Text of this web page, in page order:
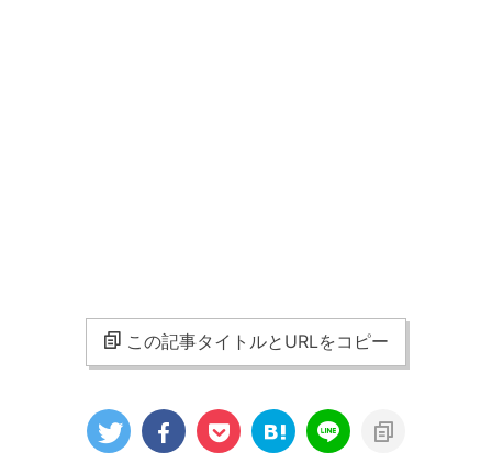
この記事タイトルとURLをコピー